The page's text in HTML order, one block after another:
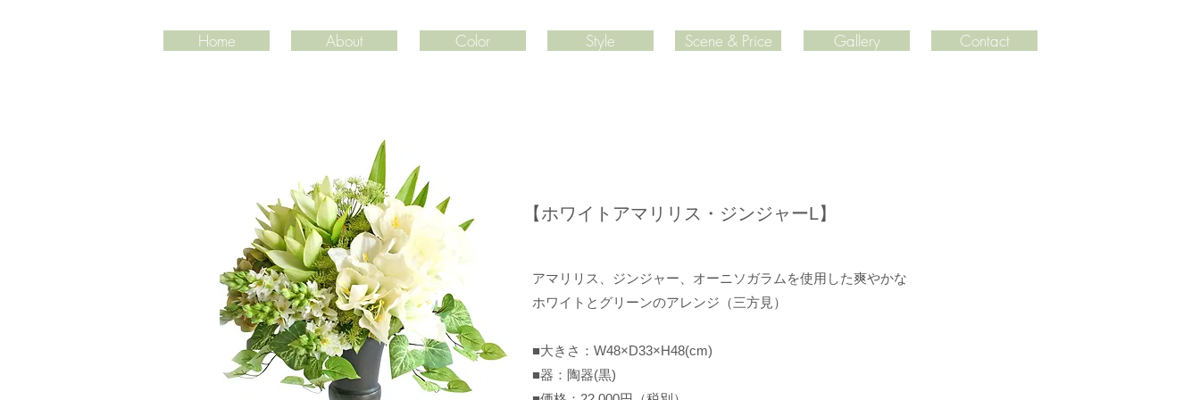
Home About Color Style Scene & Price Gallery Contact
​【ホワイトアマリリス・ジンジャーL】
​アマリリス、ジンジャー、オーニソガラムを使用した爽やかな
ホワイトとグリーンのアレンジ（三方見）
■大きさ：W48×D33×H48(cm)
■器：陶器(黒)